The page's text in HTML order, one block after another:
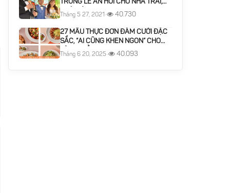
TRONG LỄ ĂN HỎI CHO NHÀ TRAI,
NHÀ GÁI
Tháng 5 27, 2021 • 40.730
27 MẪU THỰC ĐƠN ĐÁM CƯỚI ĐẶC
SẮC, “AI CŨNG KHEN NGON” CHO
TỪNG MIỀN
Tháng 6 20, 2025• 40.093